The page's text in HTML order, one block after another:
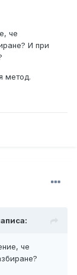
че
И при
метод.
че